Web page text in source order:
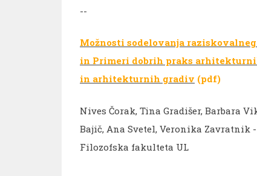
--
Možnosti sodelovanja
in Primeri dobrih praks
in arhitekturnih gradiv (pdf)
Nives Čorak, Tina Gradišer, Barbara
Bajič, Ana Svetel, Veronika
Filozofska fakulteta UL